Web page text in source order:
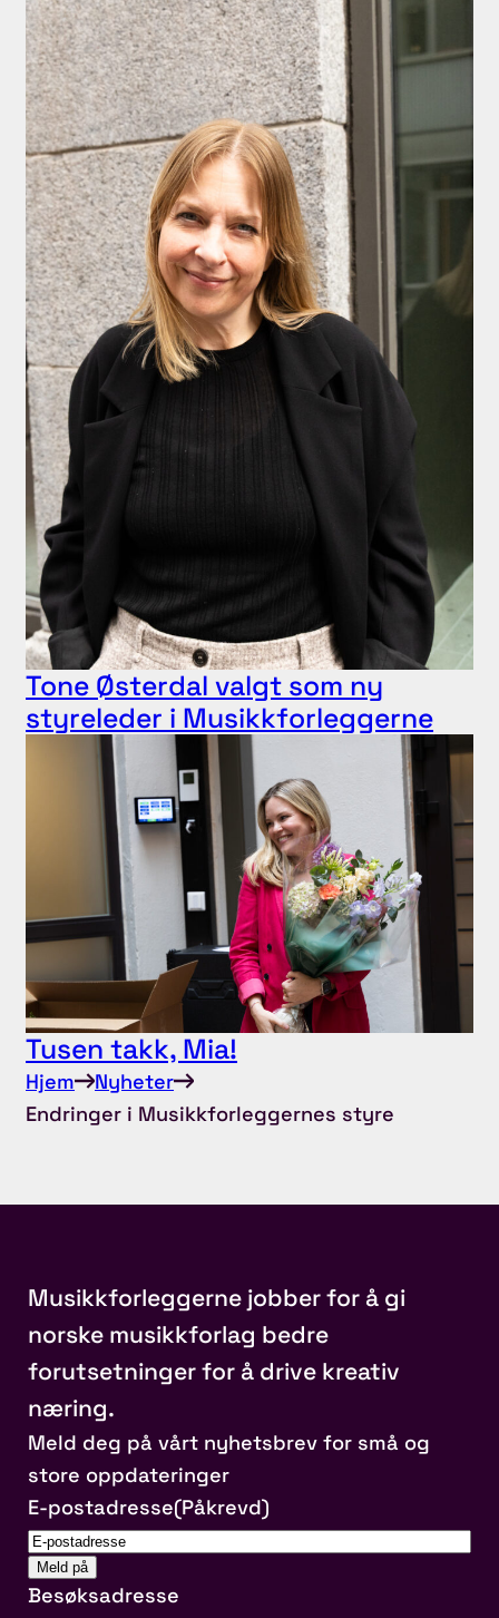
Tone Østerdal valgt som ny
styreleder i Musikkforleggerne
Tusen takk, Mia!
Hjem
Nyheter
Endringer i Musikkforleggernes styre
Musikkforleggerne jobber for å gi
norske musikkforlag bedre
forutsetninger for å drive kreativ
næring.
Meld deg på vårt nyhetsbrev for små og
store oppdateringer
E-postadresse(Påkrevd)
Besøksadresse